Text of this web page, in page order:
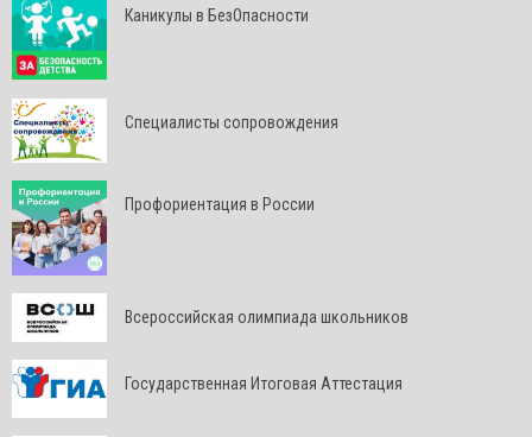
Каникулы в БезОпасности
Специалисты сопровождения
Профориентация в России
Всероссийская олимпиада школьников
Государственная Итоговая Аттестация